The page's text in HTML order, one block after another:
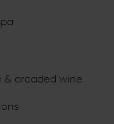
& arcaded wine